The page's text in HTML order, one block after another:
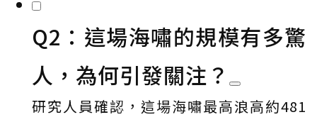
Q2：這場海嘯的規模有多驚
人，為何引發關注？
研究人員確認，這場海嘯最高浪高約481